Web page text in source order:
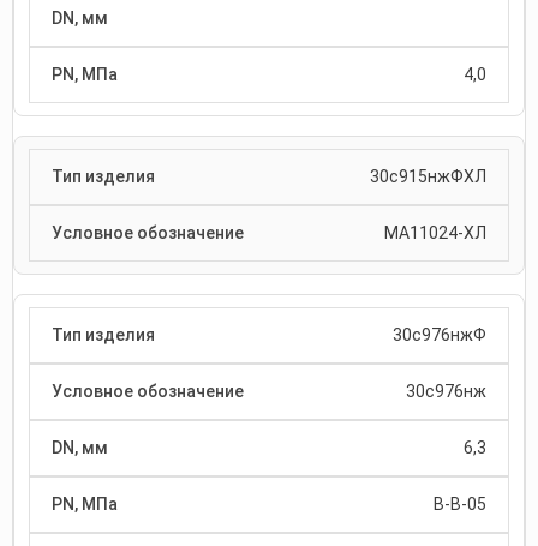
4,0
30с915нжФХЛ
МА11024-ХЛ
30с976нжФ
30с976нж
6,3
В-В-05